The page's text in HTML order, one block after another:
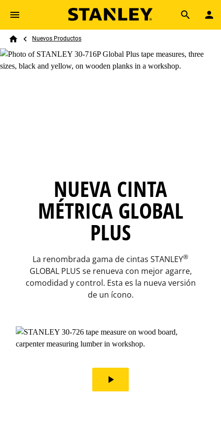
Skip to main content
Search
Breadcrumb
Nuevos Productos
NUEVA CINTA
MÉTRICA GLOBAL
PLUS​
La renombrada gama de cintas STANLEY®
GLOBAL PLUS se renueva​ con mejor agarre,
comodidad y control. Esta es la nueva versión
de un ícono.
play_arrow